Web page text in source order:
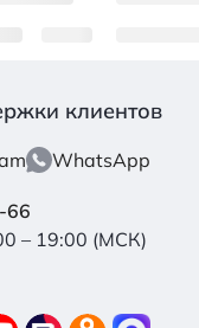
клиентов
WhatsApp
66
– 19:00 (МСК)